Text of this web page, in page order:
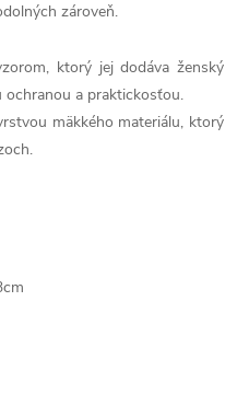
zároveň.
ktorý jej dodáva ženský
ochranou a praktickosťou.
mäkkého materiálu, ktorý